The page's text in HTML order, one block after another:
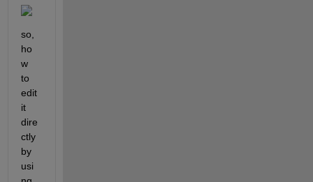
so,
ho
w
to
edit
it
dire
ctly
by
usi